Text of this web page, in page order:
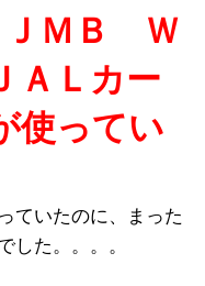
ＭＢ Ｗ
ＡＬカー
使ってい
ていたのに、まった
した。。。。